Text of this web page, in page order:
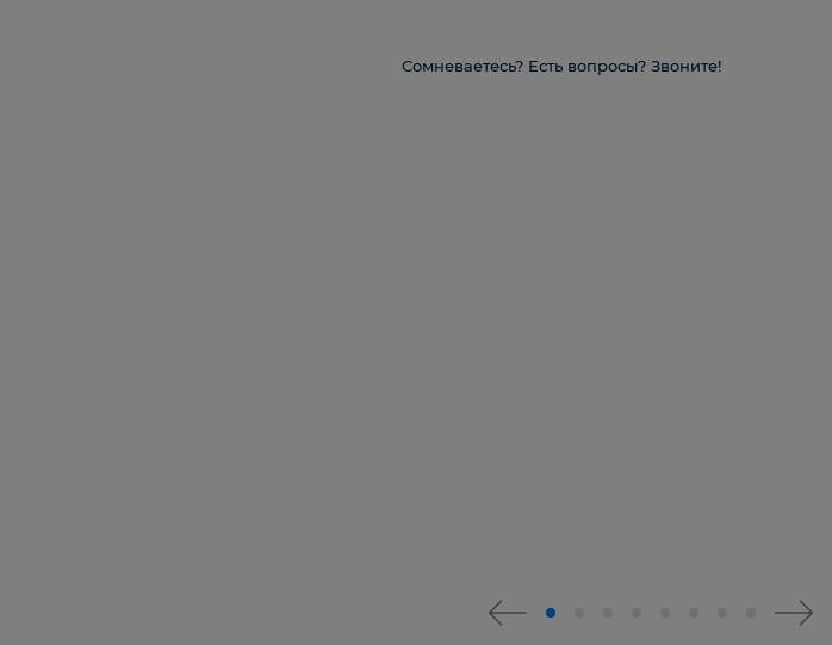
Сомневаетесь? Есть вопросы? Звоните!